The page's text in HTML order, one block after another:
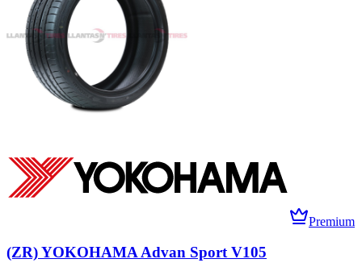
Premium
(ZR) YOKOHAMA Advan Sport V105